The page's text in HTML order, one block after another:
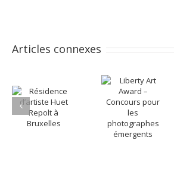
Articles connexes